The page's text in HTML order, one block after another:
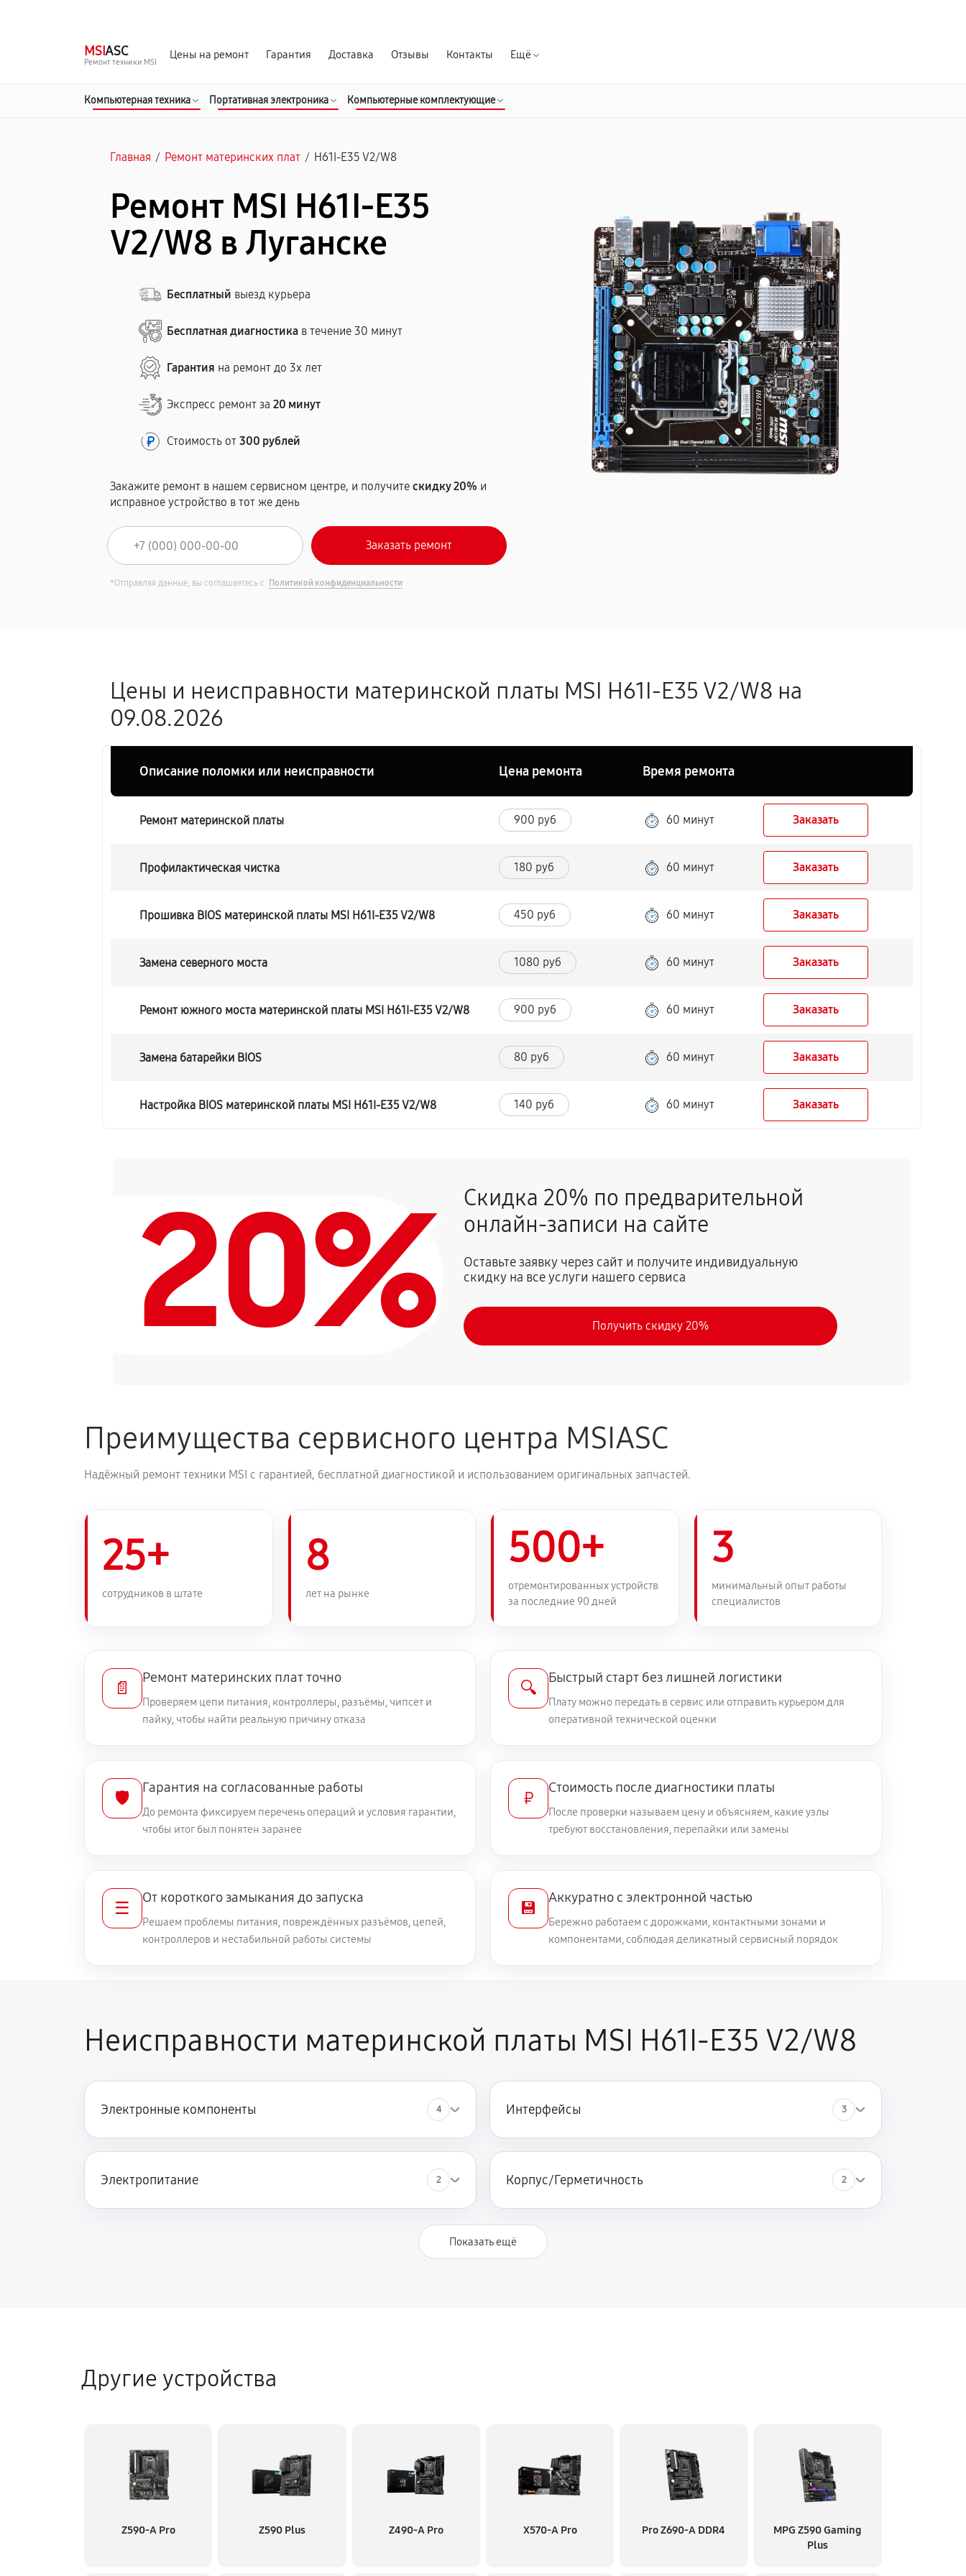
MSIASC
Ремонт техники MSI
Цены на ремонт Гарантия Доставка Отзывы Контакты Ещё
Компьютерная техника Портативная электроника Компьютерные комплектующие
Главная / Ремонт материнских плат / H61I-E35 V2/W8
Ремонт MSI H61I-E35
V2/W8 в Луганске
Бесплатный выезд курьера
Бесплатная диагностика в течение 30 минут
Гарантия на ремонт до 3х лет
Экспресс ремонт за20 минут
Стоимость от300 рублей
Закажите ремонт в нашем сервисном центре, и получитескидку 20% и
исправное устройство в тот же день
*Отправляя данные, вы соглашаетесь с Политикой конфиденциальности
Цены и неисправности материнской платы MSI H61I-E35 V2/W8 на
09.08.2026
Описание поломки или неисправности Цена ремонта Время ремонта
Ремонт материнской платы 900 руб 60 минут Заказать
Профилактическая чистка 180 руб 60 минут Заказать
Прошивка BIOS материнской платы MSI H61I-E35 V2/W8 450 руб 60 минут Заказать
Замена северного моста 1080 руб 60 минут Заказать
Ремонт южного моста материнской платы MSI H61I-E35 V2/W8 900 руб 60 минут Заказать
Замена батарейки BIOS 80 руб 60 минут Заказать
Настройка BIOS материнской платы MSI H61I-E35 V2/W8 140 руб 60 минут Заказать
20%
Скидка 20% по предварительной
онлайн-записи на сайте
Оставьте заявку через сайт и получите индивидуальную
скидку на все услуги нашего сервиса
Получить скидку 20%
Преимущества сервисного центра MSIASC
Надёжный ремонт техники MSI с гарантией, бесплатной диагностикой и использованием оригинальных запчастей.
25+
сотрудников в штате
8
лет на рынке
500+
отремонтированных устройств
за последние 90 дней
3
минимальный опыт работы
специалистов
📄
Ремонт материнских плат точно
Проверяем цепи питания, контроллеры, разъёмы, чипсет и
пайку, чтобы найти реальную причину отказа
🔍
Быстрый старт без лишней логистики
Плату можно передать в сервис или отправить курьером для
оперативной технической оценки
🛡️
Гарантия на согласованные работы
До ремонта фиксируем перечень операций и условия гарантии,
чтобы итог был понятен заранее
₽
Стоимость после диагностики платы
После проверки называем цену и объясняем, какие узлы
требуют восстановления, перепайки или замены
☰
От короткого замыкания до запуска
Решаем проблемы питания, повреждённых разъёмов, цепей,
контроллеров и нестабильной работы системы
💾
Аккуратно с электронной частью
Бережно работаем с дорожками, контактными зонами и
компонентами, соблюдая деликатный сервисный порядок
Неисправности материнской платы MSI H61I-E35 V2/W8
Электронные компоненты 4 Интерфейсы 3
Электропитание 2 Корпус/Герметичность 2
Показать ещё
Другие устройства
Z590-A Pro Z590 Plus Z490-A Pro X570-A Pro Pro Z690-A DDR4
MPG Z590 Gaming
Plus